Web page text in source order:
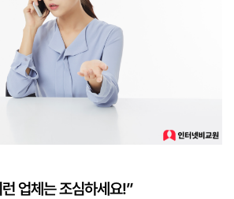
업체는 조심하세요!”